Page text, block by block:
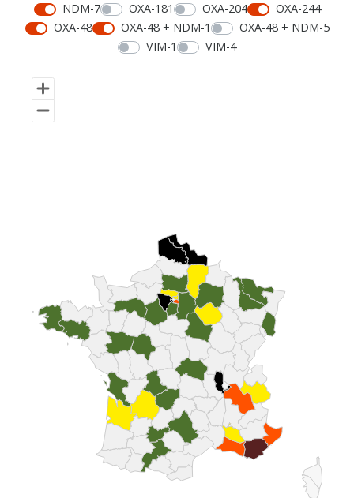
NDM-7
OXA-181 OXA-204
OXA-244
OXA-48
OXA-48 + NDM-1
OXA-48 + NDM-5
VIM-1
VIM-4